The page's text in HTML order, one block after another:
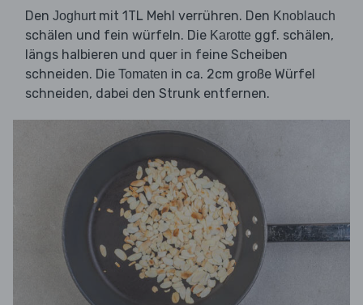
Den Joghurtmit 1TL Mehl verrühren. Den Knoblauch
schälen und fein würfeln. Die Karotte ggf. schälen,
längs halbieren und quer in feine Scheiben
schneiden. Die Tomaten in ca. 2cm große Würfel
schneiden, dabei den Strunk entfernen.